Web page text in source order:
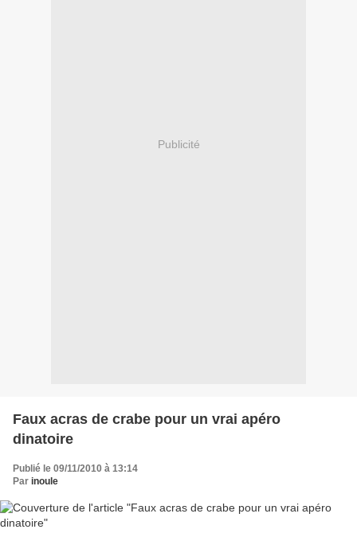
Publicité
Faux acras de crabe pour un vrai apéro
dinatoire
Publié le 09/11/2010 à 13:14
Par inoule